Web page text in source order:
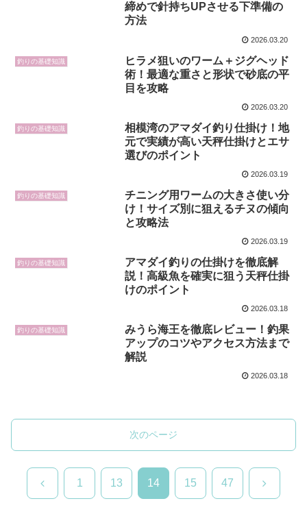
締めで針持ちUPさせる下準備の
方法
2026.03.20
釣りの基礎知識
ヒラメ狙いのワーム＋ジグヘッド
術！最適な重さと形状で砂底の平
目を攻略
2026.03.20
釣りの基礎知識
相模湾のアマダイ釣り仕掛け！地
元で実績が高い天秤仕掛けとエサ
選びのポイント
2026.03.19
釣りの基礎知識
チニング用ワームの大きさ使い分
け！サイズ別に狙えるチヌの傾向
と攻略法
2026.03.19
釣りの基礎知識
アマダイ釣りの仕掛けを徹底解
説！高級魚を確実に狙う天秤仕掛
けのポイント
2026.03.18
釣りの基礎知識
みうら海王を徹底レビュー！釣果
アップのコツやアクセス方法まで
解説
2026.03.18
次のページ
前 1 13 14 15 47 次